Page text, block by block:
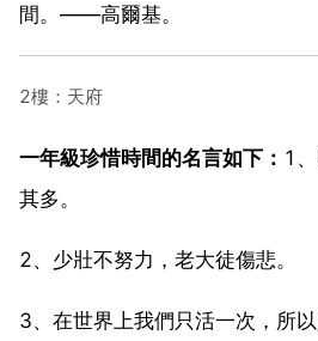
間。——高爾基。
2樓：天府
一年級珍惜時間的名言如下： 1
其多。
2、少壯不努力，老大徒傷悲。
3、在世界上我們只活一次，所